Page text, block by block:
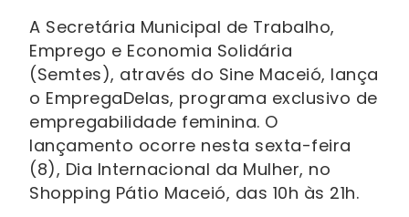
A Secretária Municipal de Trabalho,
Emprego e Economia Solidária
(Semtes), através do Sine Maceió, lança
o EmpregaDelas, programa exclusivo de
empregabilidade feminina. O
lançamento ocorre nesta sexta-feira
(8), Dia Internacional da Mulher, no
Shopping Pátio Maceió, das 10h às 21h.